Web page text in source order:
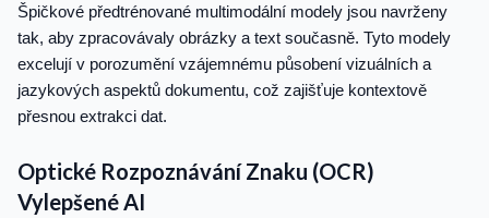
Špičkové předtrénované multimodální modely jsou navrženy
tak, aby zpracovávaly obrázky a text současně. Tyto modely
excelují v porozumění vzájemnému působení vizuálních a
jazykových aspektů dokumentu, což zajišťuje kontextově
přesnou extrakci dat.
Optické Rozpoznávání Znaku (OCR)
Vylepšené AI